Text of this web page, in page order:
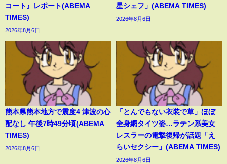
コート』レポート(ABEMA
TIMES)
2026年8月6日
星シェフ」(ABEMA TIMES)
2026年8月6日
熊本県熊本地方で震度4 津波の心
配なし 午後7時49分頃(ABEMA
TIMES)
2026年8月6日
「とんでもない衣装で草」ほぼ
全身網タイツ姿…ラテン系美女
レスラーの電撃復帰が話題「え
らいセクシー」(ABEMA TIMES)
2026年8月6日